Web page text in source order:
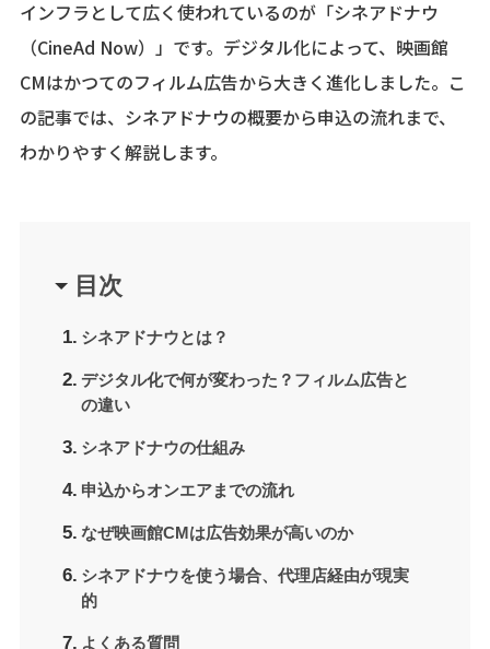
インフラとして広く使われているのが「シネアドナウ
（CineAd Now）」です。デジタル化によって、映画館
CMはかつてのフィルム広告から大きく進化しました。こ
の記事では、シネアドナウの概要から申込の流れまで、
わかりやすく解説します。
目次
シネアドナウとは？
デジタル化で何が変わった？フィルム広告と
の違い
シネアドナウの仕組み
申込からオンエアまでの流れ
なぜ映画館CMは広告効果が高いのか
シネアドナウを使う場合、代理店経由が現実
的
よくある質問